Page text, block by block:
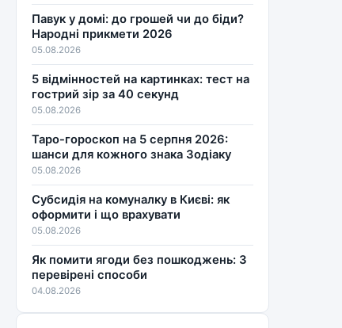
Павук у домі: до грошей чи до біди?
Народні прикмети 2026
05.08.2026
5 відмінностей на картинках: тест на
гострий зір за 40 секунд
05.08.2026
Таро-гороскоп на 5 серпня 2026:
шанси для кожного знака Зодіаку
05.08.2026
Субсидія на комуналку в Києві: як
оформити і що врахувати
05.08.2026
Як помити ягоди без пошкоджень: 3
перевірені способи
04.08.2026